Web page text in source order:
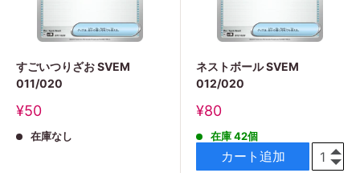
すごいつりざお SVEM
011/020
販
価
¥50
在庫なし
ネストボール SVEM
012/020
販
価
¥80
在庫 42個
カート追加